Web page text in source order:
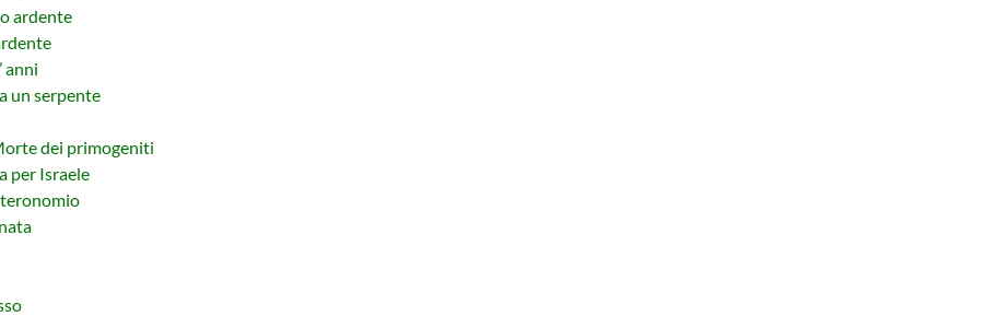
ardente
anni
un serpente
dei primogeniti
per Israele